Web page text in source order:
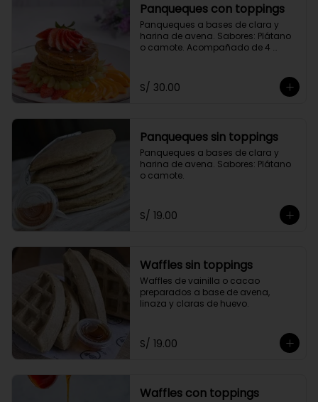
Panqueques con toppings
Panqueques a bases de clara y
harina de avena. Sabores: Plátano
o camote. Acompañado de 4
S/ 30.00
Panqueques sin toppings
Panqueques a bases de clara y
harina de avena. Sabores: Plátano
o camote.
S/ 19.00
Waffles sin toppings
Waffles de vainilla o cacao
preparados a base de avena,
linaza y claras de huevo.
S/ 19.00
Waffles con toppings